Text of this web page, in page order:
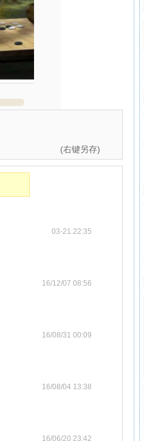
(右键另存)
03-21 22:35
16/12/07 08:56
16/08/31 00:09
16/08/04 13:38
16/06/20 23:42